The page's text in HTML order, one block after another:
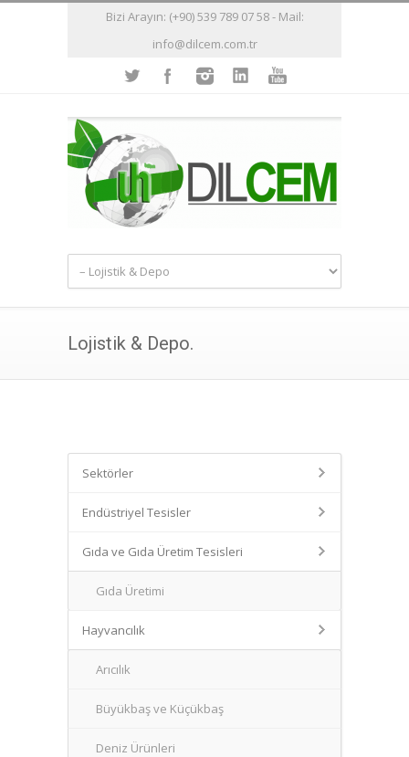
Bizi Arayın: (+90) 539 789 07 58 - Mail:
info@dilcem.com.tr
Lojistik & Depo.
Sektörler
Endüstriyel Tesisler
Gıda ve Gıda Üretim Tesisleri
Gıda Üretimi
Hayvancılık
Arıcılık
Büyükbaş ve Küçükbaş
Deniz Ürünleri